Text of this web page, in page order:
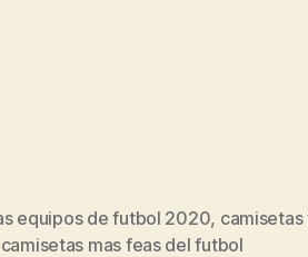
equipos de futbol 2020,
camisetas mas feas del futbol